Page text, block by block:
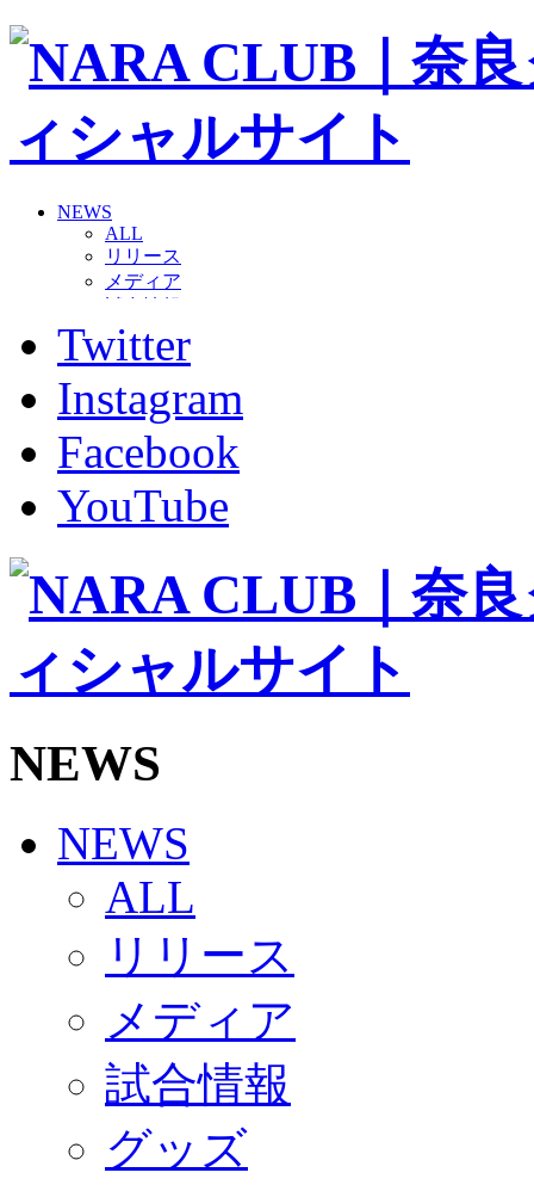
NEWS
ALL
リリース
メディア
グッズ
ファンコミュニティ
ホームタウン
コラム
その他
TEAM
2026/27トップチーム
2026/27トップチームスタッフ
バモス
チアダンススクール
ボランティアチーム「volundeer」
ビクトリーロード
HOMEGAME
観戦ルール＆マナー
Jリーグ運営管理規定
写真・動画使用ガイドライン
SCHEDULE
2026/27
練習見学時のファンサービスについて
TICKET
奈良クラブ明治安田J3リーグ2026/27シーズン試
奈良クラブ明治安田Ｊ3リーグ 2026/27シーズン「
観戦ルール＆マナー
2026/27ファンコミュニティ
サポートショップ
GOODS
オフィシャルストア（実店舗）
オンラインストア
ACADEMY
アカデミーについて
Twitter
Instagram
Facebook
YouTube
NEWS
NEWS
ALL
リリース
メディア
試合情報
グッズ